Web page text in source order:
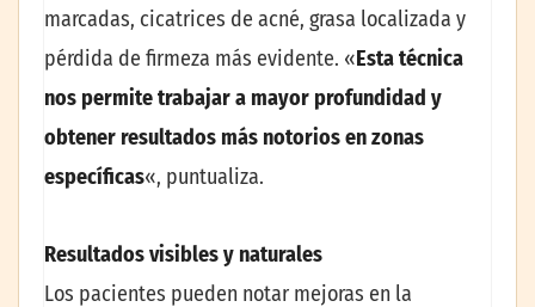
marcadas, cicatrices de acné, grasa localizada y
pérdida de firmeza más evidente. «Esta técnica
nos permite trabajar a mayor profundidad y
obtener resultados más notorios en zonas
específicas«, puntualiza.
Resultados visibles y naturales
Los pacientes pueden notar mejoras en la